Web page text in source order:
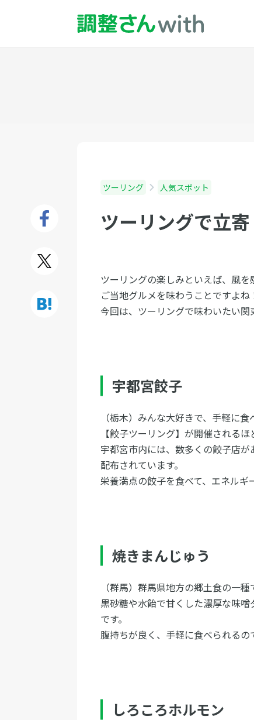
ツーリング 人気スポット
ツーリングで立
ツーリングの楽しみといえば、風を
ご当地グルメを味わうことですよね
今回は、ツーリングで味わいたい関
宇都宮餃子
（栃木）みんな大好きで、手軽に食
【餃子ツーリング】が開催されるほ
宇都宮市内には、数多くの餃子店
配布されています。
栄養満点の餃子を食べて、エネルギ
焼きまんじゅう
（群馬）群馬県地方の郷土食の一
黒砂糖や水飴で甘くした濃厚な味
です。
腹持ちが良く、手軽に食べられるの
しろころホルモン